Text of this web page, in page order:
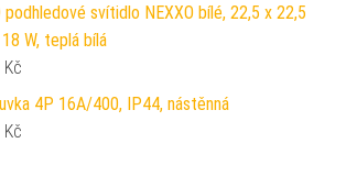
podhledové svítidlo NEXXO bílé, 22,5 x 22,5
W, teplá bílá
Kč
4P 16A/400, IP44, nástěnná
Kč